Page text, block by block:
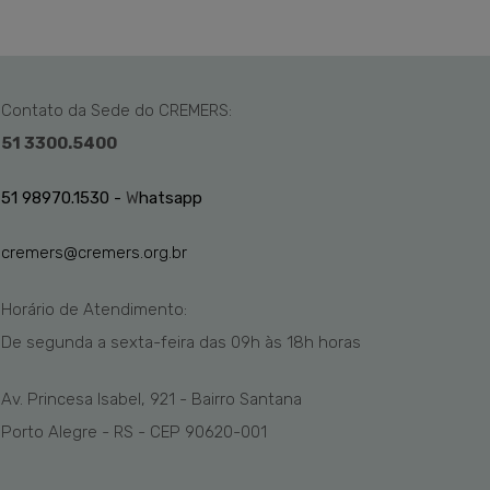
Contato da Sede do CREMERS:
51 3300.5400
51 98970.1530 - Whatsapp
cremers@cremers.org.br
Horário de Atendimento:
De segunda a sexta-feira das 09h às 18h horas
Av. Princesa Isabel, 921 - Bairro Santana
Porto Alegre - RS - CEP 90620-001